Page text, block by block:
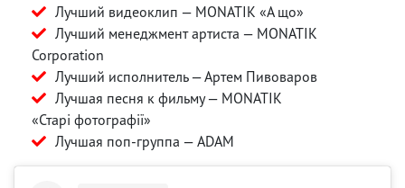
Лучший видеоклип — MONATIK «А що»
Лучший менеджмент артиста — MONATIK
Corporation
Лучший исполнитель — Артем Пивоваров
Лучшая песня к фильму — MONATIK
«Старі фотографії»
Лучшая поп-группа — ADAM